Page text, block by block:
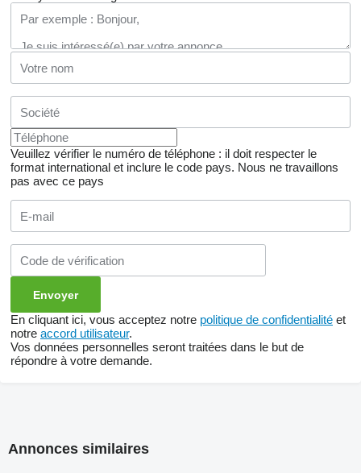
Veuillez vérifier le numéro de téléphone : il doit respecter le
format international et inclure le code pays. Nous ne travaillons
pas avec ce pays
En cliquant ici, vous acceptez notre politique de confidentialité et
notre accord utilisateur.
Vos données personnelles seront traitées dans le but de
répondre à votre demande.
Annonces similaires